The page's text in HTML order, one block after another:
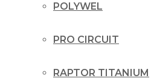
POLYWEL
PRO CIRCUIT
RAPTOR TITANIUM